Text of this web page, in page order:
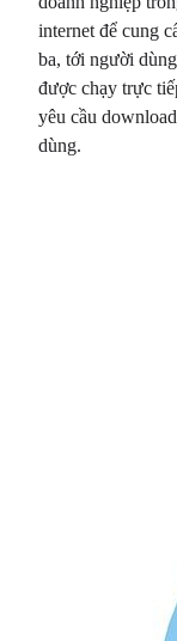
internet để cung
ba, tới người
được chạy trực
yêu cầu
dùng.